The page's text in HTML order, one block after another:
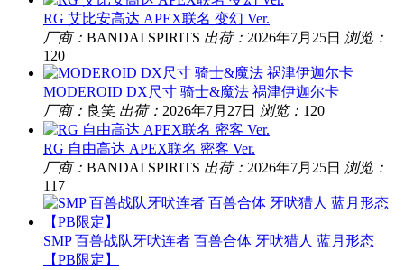
RG 艾比安高达 APEX联名 变幻 Ver.
厂商： BANDAI SPIRITS 出荷： 2026年7月25日 浏览：
120
MODEROID DX尺寸 骑士&魔法 祸津伊迦尔卡
厂商： 良笑 出荷： 2026年7月27日 浏览： 120
RG 自由高达 APEX联名 密客 Ver.
厂商： BANDAI SPIRITS 出荷： 2026年7月25日 浏览：
117
SMP 百兽战队牙吠连者 百兽合体 牙吠猎人 蓝月形态
【PB限定】